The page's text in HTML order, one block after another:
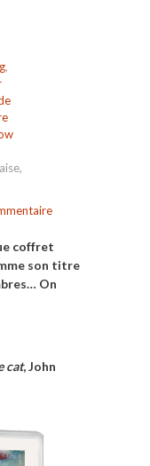
,
,
coffret
son titre
On
cat, John